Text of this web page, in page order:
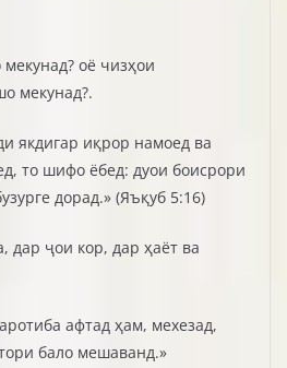
оё чизҳои
мекунад?.
якдигар иқрор намоед ва
то шифо ёбед: дуои боисрори
дорад.» (Яъқуб 5:16)
дар ҷои кор, дар ҳаёт ва
афтад ҳам, мехезад,
бало мешаванд.»